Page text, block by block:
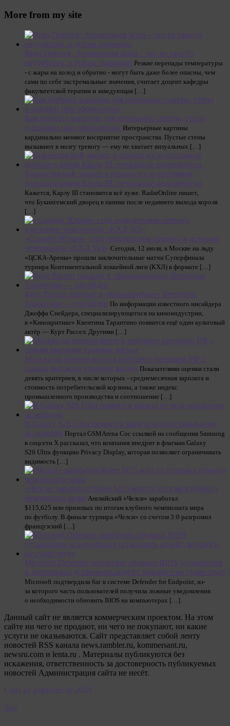
More from my site
Врач Пинчук: Аномальная жара – это не просто
неудобство, а угроза здоровью Резкие перепады температуры
- с жары на холод и обратно - могут быть даже более опасны, чем
сами по себе экстремальные значения, считает доцент кафедры
факультетской терапии и заведующая […]
Как выбрать картины для интерьера: советы, стили
и ошибки при оформлении Интерьерные картины
кардинально меняют восприятие пространства. Пустые стены
вызывают в мозгу тревогу — ему не хватает визуальных […]
Букингемский дворец в панике из-за состояния
больного раком Карла III: печальные подробности
Кажется, Карлу III становится всё хуже. RadarOnline пишет,
что Букингемский дворец в панике после недавнего выхода короля
[…]
«Салават Юлаев» стал победителем первого в истории
чемпионата «КХЛ 3х3» Сегодня, 12 июля, в Москве на льду
«ЦСКА-Арены» прошли заключительные матчи Суперфинала
турнира Континентальной хоккейной лиги (КХЛ) в формате […]
Курт Рассел сыграет в «Кинокритике» Квентина
Тарантино — инсайдер По информации известного инсайдера
Джеффа Снейдера, специализирующегося на киноиндустрии,
в «Кинокритике» Квентина Тарантино появится ещё один культовый
актёр — Курт Рассел. Другими […]
Москва на первом месте в рейтинге регионов РФ с
самым высоким уровнем жизни Показателями оценки стали
девять критериев, в числе которых - среднемесячная зарплата и
стоимость потребительской корзины, а также индекс
промышленного производства и соотношение […]
В Galaxy S26 Ultra появится защита от подглядывания
за экраном Портал GSMArena Сос ссылкой на сообщения Samsung
в соцсети Х рассказал, что компания внедрит в флагман Galaxy
S26 Ultra функцию Privacy Display, которая позволяет ограничивать
видимость […]
«Челси» заработал более $115 млн по итогам клубного
чемпионата мира Английский «Челси» заработал
$115,625 млн призовых по итогам клубного чемпионата мира
по футболу. В финале турнира «Челси» со счетом 3:0 разгромил
французский […]
Microsoft Defender ошибочно объявил BIOS устаревшим
и потребовал установить апдейт, которого не существует
Microsoft подтвердила баг в системе Defender for Endpoint, из-
за которого часть пользователей получила ложные уведомления
о необходимости обновить BIOS на компьютерах […]
Данный сайт не является коммерческим проектом. На этом
сайте ни чего не продают, ни чего не покупают, ни какие
услуги не оказываются. Сайт представляет собой ленту
новостей RSS канала news.rambler.ru, kommersant.ru,
newsru.com и lenta.ru . Материалы публикуются без
искажения, ответственность за достоверность публикуемых
новостей Администрация сайта не несёт.
Сайт от psikhoter @ 2023
Top